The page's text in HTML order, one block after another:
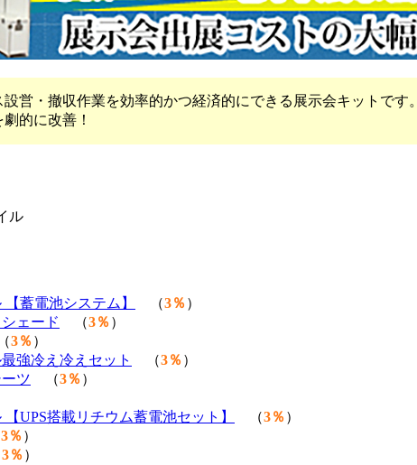
営・撤収作業を効率的かつ経済的にできる展示会キットです。
的に改善！
ル
蓄電池システム】 （3％ ）
ェード
（3％ ）
3％ ）
強冷え冷えセット
（3％ ）
ツ （3％ ）
UPS搭載リチウム蓄電池セット】
（3％ ）
3％ ）
3％ ）